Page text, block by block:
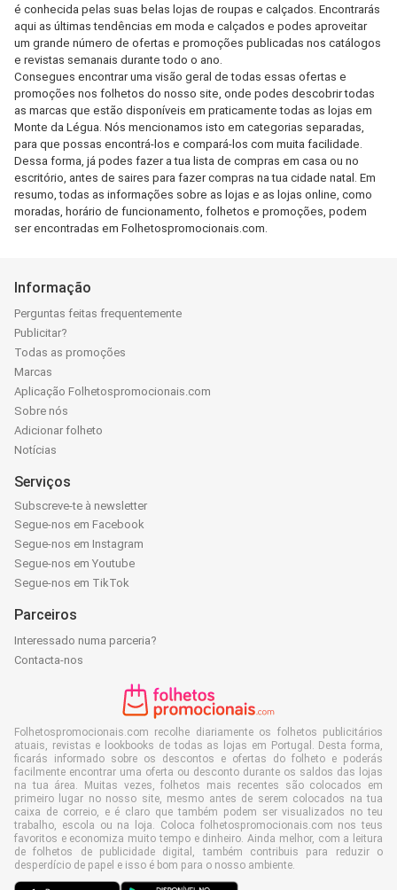
é conhecida pelas suas belas lojas de roupas e calçados. Encontrarás
aqui as últimas tendências em moda e calçados e podes aproveitar
um grande número de ofertas e promoções publicadas nos catálogos
e revistas semanais durante todo o ano.
Consegues encontrar uma visão geral de todas essas ofertas e
promoções nos folhetos do nosso site, onde podes descobrir todas
as marcas que estão disponíveis em praticamente todas as lojas em
Monte da Légua. Nós mencionamos isto em categorias separadas,
para que possas encontrá-los e compará-los com muita facilidade.
Dessa forma, já podes fazer a tua lista de compras em casa ou no
escritório, antes de saires para fazer compras na tua cidade natal. Em
resumo, todas as informações sobre as lojas e as lojas online, como
moradas, horário de funcionamento, folhetos e promoções, podem
ser encontradas em Folhetospromocionais.com.
Informação
Perguntas feitas frequentemente
Publicitar?
Todas as promoções
Marcas
Aplicação Folhetospromocionais.com
Sobre nós
Adicionar folheto
Notícias
Serviços
Subscreve-te à newsletter
Segue-nos em Facebook
Segue-nos em Instagram
Segue-nos em Youtube
Segue-nos em TikTok
Parceiros
Interessado numa parceria?
Contacta-nos
Folhetospromocionais.com recolhe diariamente os folhetos publicitários
atuais, revistas e lookbooks de todas as lojas em Portugal. Desta forma,
ficarás informado sobre os descontos e ofertas do folheto e poderás
facilmente encontrar uma oferta ou desconto durante os saldos das lojas
na tua área. Muitas vezes, folhetos mais recentes são colocados em
primeiro lugar no nosso site, mesmo antes de serem colocados na tua
caixa de correio, e é claro que também podem ser visualizados no teu
trabalho, escola ou na loja. Coloca folhetospromocionais.com nos teus
favoritos e economiza muito tempo e dinheiro. Ainda melhor, com a leitura
de folhetos de publicidade digital, também contribuis para reduzir o
desperdício de papel e isso é bom para o nosso ambiente.